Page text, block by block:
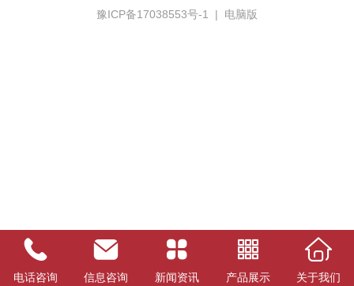
豫ICP备17038553号-1
| 电脑版
电话咨询 信息咨询 新闻资讯 产品展示 关于我们